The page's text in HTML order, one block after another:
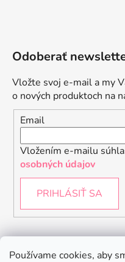
Používame cookies, aby
Odoberať
Vložte svoj e-mail a my
o nových produktoch na
Email
Vložením e-mailu
osobných údajov
PRIHLÁSIŤ SA
Instagram